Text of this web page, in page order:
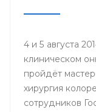
4 и 5 августа
клиническом
пройдёт
хирургия
сотрудников